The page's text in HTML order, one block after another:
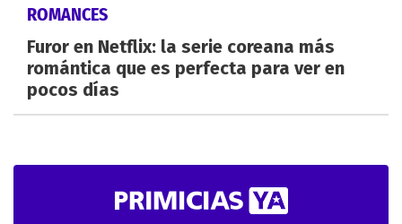
ROMANCES
Furor en Netflix: la serie coreana más
romántica que es perfecta para ver en
pocos días